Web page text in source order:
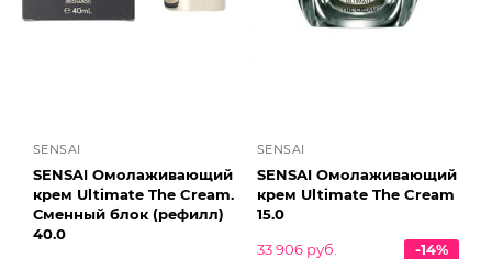
SENSAI
SENSAI Омолаживающий
крем Ultimate The Cream.
Сменный блок (рефилл)
40.0
SENSAI
SENSAI Омолаживающий
крем Ultimate The Cream
15.0
33 906 руб.
-14%